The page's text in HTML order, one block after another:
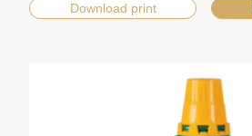
Download print